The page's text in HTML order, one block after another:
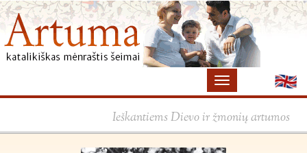
Ieškantiems Dievo ir žmonių artumos